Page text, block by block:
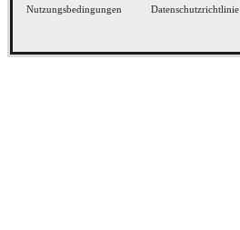
Nutzungsbedingungen Datenschutzrichtlinie